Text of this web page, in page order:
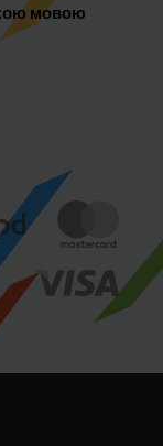
мовою